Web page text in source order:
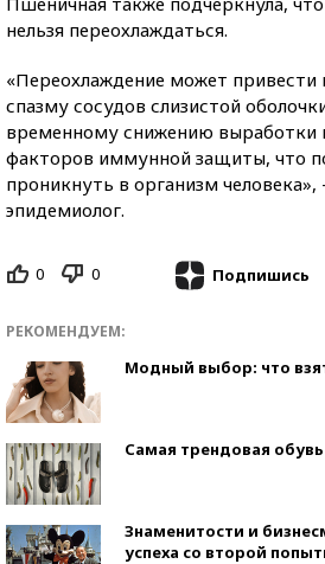
нельзя переохлаждаться.
«Переохлаждение может
спазму сосудов слизистой
временному снижению выработки
факторов иммунной защиты, что
проникнуть в организм человека»,
эпидемиолог.
0 0 Подпишись
РЕКОМЕНДУЕМ:
Модный выбор: что
Самая трендовая обувь
Знаменитости и
успеха со второй